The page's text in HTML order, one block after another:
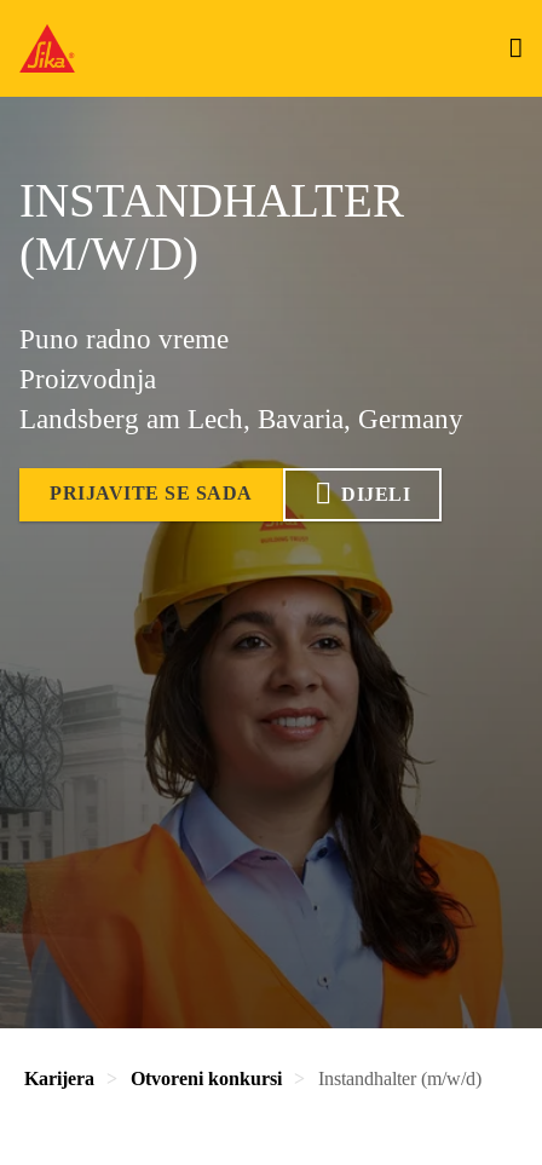
INSTANDHALTER
(M/W/D)
Puno radno vreme
Proizvodnja
Landsberg am Lech, Bavaria, Germany
PRIJAVITE SE SADA DIJELI
Karijera Otvoreni konkursi Instandhalter (m/w/d)